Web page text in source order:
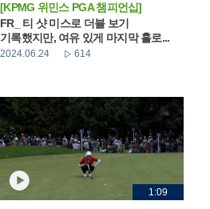
[KPMG 위민스 PGA 챔피언십]
FR_ 티 샷 미스로 더블 보기
기록했지만, 여유 있게 마지막 홀로...
2024.06.24 614
1:09